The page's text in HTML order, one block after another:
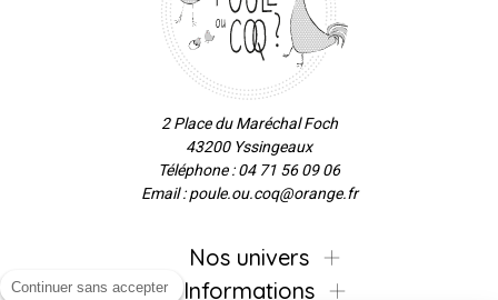
2 Place du Maréchal Foch
43200 Yssingeaux
Téléphone : 04 71 56 09 06
Email : poule.ou.coq@orange.fr
Nos univers
Informations
Continuer sans accepter